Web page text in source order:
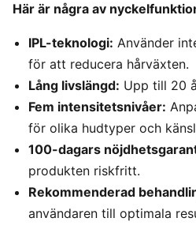
Här är några av
IPL-teknologi: Använder
för att reducera hårväxten.
Lång livslängd: Upp till 20
Fem intensitetsnivåer:
för olika hudtyper och
100-dagars
produkten riskfritt.
Rekommenderad
användaren till optimala